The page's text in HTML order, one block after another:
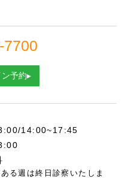
7700
予約▸
14:00~17:45
る週は終日診察いたしま